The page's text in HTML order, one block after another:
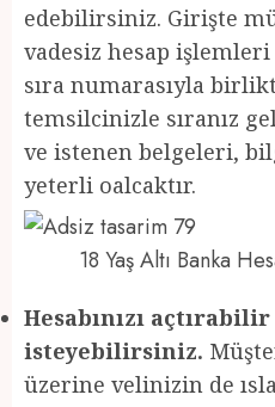
edebilirsiniz. Girişte
vadesiz hesap işlemleri
sıra numarasıyla
temsilcinizle sıranız
ve istenen belgeleri,
yeterli oalcaktır.
18 Yaş Altı Banka
Hesabınızı açtırabilir
isteyebilirsiniz.
üzerine velinizin de